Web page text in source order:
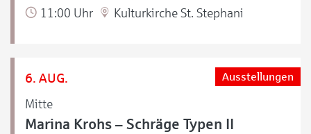
11:00 Uhr
Kulturkirche St. Stephani
6. AUG.
Mitte
Ausstellungen
Marina Krohs – Schräge Typen II